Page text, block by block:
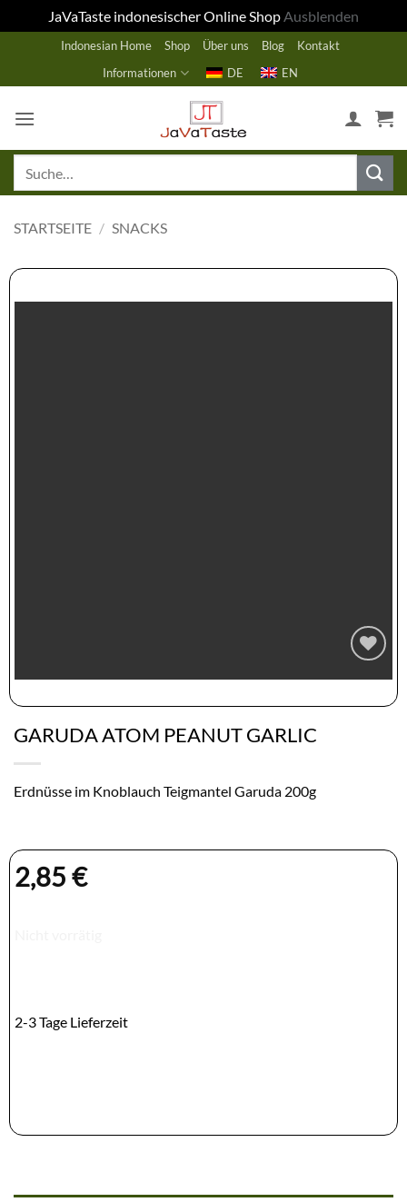
JaVaTaste indonesischer Online ShopAusblenden
springen
Indonesian Home Shop Über uns Blog
Kontakt
Informationen
DE EN
STARTSEITE / SNACKS
Zur
hinzufügen
GARUDA ATOM PEANUT GARLIC
Erdnüsse im Knoblauch Teigmantel Garuda 200g
2,85 €
2-3 Tage Lieferzeit